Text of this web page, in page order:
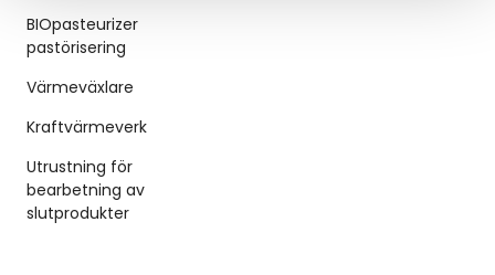
BIOpasteurizer
pastörisering
Värmeväxlare
Kraftvärmeverk
Utrustning för
bearbetning av
slutprodukter